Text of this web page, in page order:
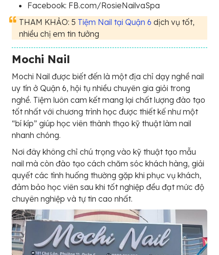
Facebook: FB.com/RosieNailvaSpa
THAM KHẢO: 5 Tiệm Nail tại Quận 6 dịch vụ tốt,
nhiều chị em tin tưởng
Mochi Nail
Mochi Nail được biết đến là một địa chỉ dạy nghề nail
uy tín ở Quận 6, hội tụ nhiều chuyên gia giỏi trong
nghề. Tiệm luôn cam kết mang lại chất lượng đào tạo
tốt nhất với chương trình học được thiết kế như một
“bí kíp” giúp học viên thành thạo kỹ thuật làm nail
nhanh chóng.
Nơi đây không chỉ chú trọng vào kỹ thuật tạo mẫu
nail mà còn đào tạo cách chăm sóc khách hàng, giải
quyết các tình huống thường gặp khi phục vụ khách,
đảm bảo học viên sau khi tốt nghiệp đều đạt mức độ
chuyên nghiệp và tự tin cao nhất.